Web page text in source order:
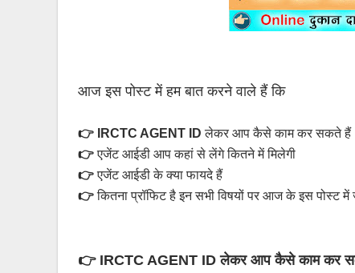
आज इस पोस्ट में हम बात करने वाले हैं कि
👉 IRCTC AGENT ID लेकर आप कैसे काम कर सकते हैं
👉एजेंट आईडी आप कहां से लेंगे कितने में मिलेगी
👉एजेंट आईडी के क्या फायदे हैं
👉कितना प्रॉफिट है इन सभी विषयों पर आज केइस पोस्ट में
👉 IRCTC AGENT ID लेकर आप कैसे काम कर